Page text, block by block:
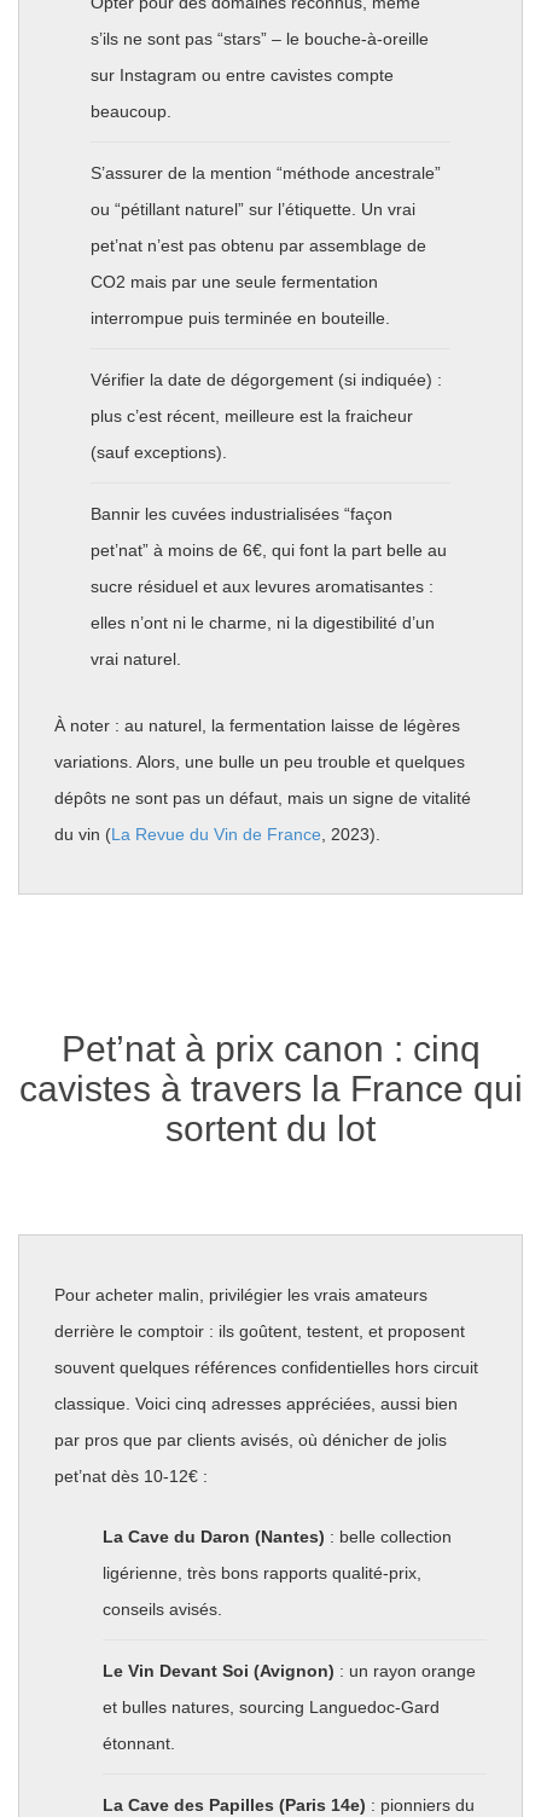
s’ils ne sont pas “stars” – le bouche-à-oreille
sur Instagram ou entre cavistes compte
beaucoup.
S’assurer de la mention “méthode ancestrale”
ou “pétillant naturel” sur l’étiquette. Un vrai
pet’nat n’est pas obtenu par assemblage de
CO2 mais par une seule fermentation
interrompue puis terminée en bouteille.
Vérifier la date de dégorgement (si indiquée) :
plus c’est récent, meilleure est la fraicheur
(sauf exceptions).
Bannir les cuvées industrialisées “façon
pet’nat” à moins de 6€, qui font la part belle au
sucre résiduel et aux levures aromatisantes :
elles n’ont ni le charme, ni la digestibilité d’un
vrai naturel.
À noter : au naturel, la fermentation laisse de légères
variations. Alors, une bulle un peu trouble et quelques
dépôts ne sont pas un défaut, mais un signe de vitalité
du vin (La Revue du Vin de France , 2023).
Pet’nat à prix canon : cinq
cavistes à travers la France qui
sortent du lot
Pour acheter malin, privilégier les vrais amateurs
derrière le comptoir : ils goûtent, testent, et proposent
souvent quelques références confidentielles hors circuit
classique. Voici cinq adresses appréciées, aussi bien
par pros que par clients avisés, où dénicher de jolis
pet’nat dès 10-12€ :
La Cave du Daron (Nantes) : belle collection
ligérienne, très bons rapports qualité-prix,
conseils avisés.
Le Vin Devant Soi (Avignon) : un rayon orange
et bulles natures, sourcing Languedoc-Gard
étonnant.
La Cave des Papilles (Paris 14e) : pionniers du